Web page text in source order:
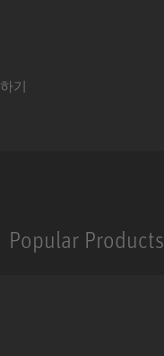
기
Popular Products